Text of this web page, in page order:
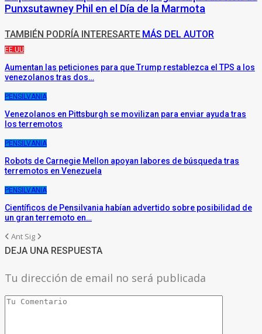
Punxsutawney Phil en el Día de la Marmota
TAMBIÉN PODRÍA INTERESARTE MÁS DEL AUTOR
EE.UU
Aumentan las peticiones para que Trump restablezca el TPS a los
venezolanos tras dos…
PENSILVANIA
Venezolanos en Pittsburgh se movilizan para enviar ayuda tras
los terremotos
PENSILVANIA
Robots de Carnegie Mellon apoyan labores de búsqueda tras
terremotos en Venezuela
PENSILVANIA
Científicos de Pensilvania habían advertido sobre posibilidad de
un gran terremoto en…
Ant Sig
DEJA UNA RESPUESTA
Tu dirección de email no será publicada